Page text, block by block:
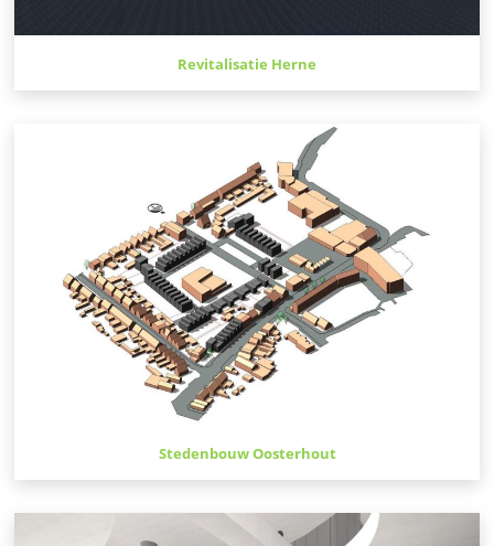
Revitalisatie Herne
Stedenbouw Oosterhout